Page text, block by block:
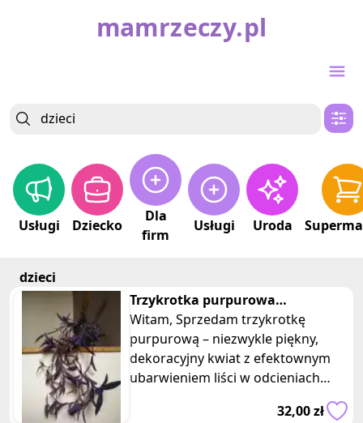
mamrzeczy.pl
Usługi Dziecko
Dla
firm
Usługi Uroda
dzieci
Trzykrotka purpurowa
tradeskancja setkrezja piękna
fioletowa
Witam, Sprzedam trzykrotkę
purpurową – niezwykle piękny,
dekoracyjny kwiat z efektownym
ubarwieniem liści w odcieniach
fioletu, purpury i zieleni. Kwiat dobr
32,00 zł